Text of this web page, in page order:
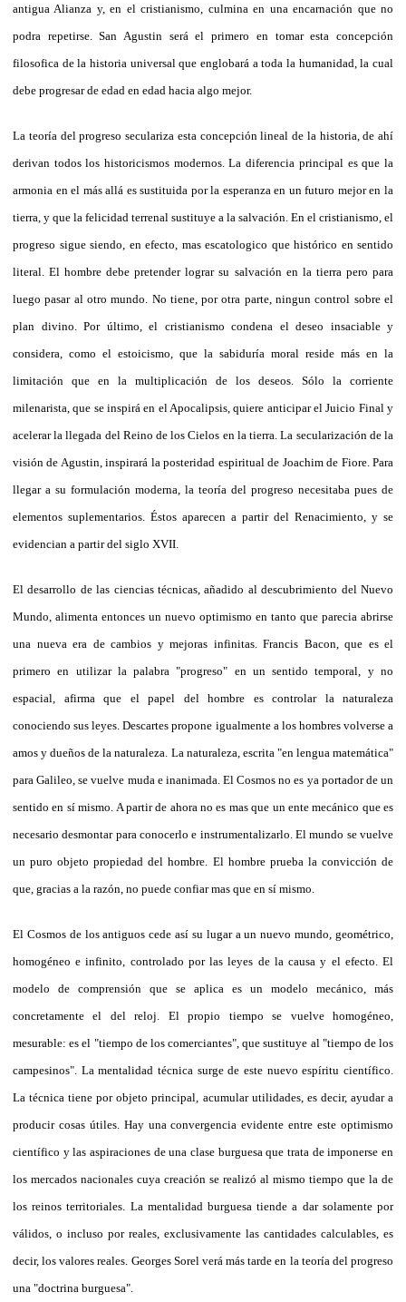
antigua Alianza y, en el cristianismo, culmina en una encarnación que no
podra repetirse. San Agustin será el primero en tomar esta concepción
filosofica de la historia universal que englobará a toda la humanidad, la cual
debe progresar de edad en edad hacia algo mejor.
La teoría del progreso seculariza esta concepción lineal de la historia, de ahí
derivan todos los historicismos modernos. La diferencia principal es que la
armonia en el más allá es sustituida por la esperanza en un futuro mejor en la
tierra, y que la felicidad terrenal sustituye a la salvación. En el cristianismo, el
progreso sigue siendo, en efecto, mas escatologico que histórico en sentido
literal. El hombre debe pretender lograr su salvación en la tierra pero para
luego pasar al otro mundo. No tiene, por otra parte, ningun control sobre el
plan divino. Por último, el cristianismo condena el deseo insaciable y
considera, como el estoicismo, que la sabiduría moral reside más en la
limitación que en la multiplicación de los deseos. Sólo la corriente
milenarista, que se inspirá en el Apocalipsis, quiere anticipar el Juicio Final y
acelerar la llegada del Reino de los Cielos en la tierra. La secularización de la
visión de Agustin, inspirará la posteridad espiritual de Joachim de Fiore. Para
llegar a su formulación moderna, la teoría del progreso necesitaba pues de
elementos suplementarios. Éstos aparecen a partir del Renacimiento, y se
evidencian a partir del siglo XVII.
El desarrollo de las ciencias técnicas, añadido al descubrimiento del Nuevo
Mundo, alimenta entonces un nuevo optimismo en tanto que parecia abrirse
una nueva era de cambios y mejoras infinitas. Francis Bacon, que es el
primero en utilizar la palabra "progreso" en un sentido temporal, y no
espacial, afirma que el papel del hombre es controlar la naturaleza
conociendo sus leyes. Descartes propone igualmente a los hombres volverse a
amos y dueños de la naturaleza. La naturaleza, escrita "en lengua matemática"
para Galileo, se vuelve muda e inanimada. El Cosmos no es ya portador de un
sentido en sí mismo. A partir de ahora no es mas que un ente mecánico que es
necesario desmontar para conocerlo e instrumentalizarlo. El mundo se vuelve
un puro objeto propiedad del hombre. El hombre prueba la convicción de
que, gracias a la razón, no puede confiar mas que en sí mismo.
El Cosmos de los antiguos cede así su lugar a un nuevo mundo, geométrico,
homogéneo e infinito, controlado por las leyes de la causa y el efecto. El
modelo de comprensión que se aplica es un modelo mecánico, más
concretamente el del reloj. El propio tiempo se vuelve homogéneo,
mesurable: es el "tiempo de los comerciantes", que sustituye al "tiempo de los
campesinos". La mentalidad técnica surge de este nuevo espíritu científico.
La técnica tiene por objeto principal, acumular utilidades, es decir, ayudar a
producir cosas útiles. Hay una convergencia evidente entre este optimismo
científico y las aspiraciones de una clase burguesa que trata de imponerse en
los mercados nacionales cuya creación se realizó al mismo tiempo que la de
los reinos territoriales. La mentalidad burguesa tiende a dar solamente por
válidos, o incluso por reales, exclusivamente las cantidades calculables, es
decir, los valores reales. Georges Sorel verá más tarde en la teoría del progreso
una "doctrina burguesa".